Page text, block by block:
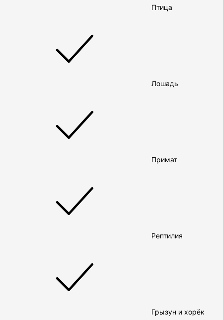
Птица
Лошадь
Примат
Рептилия
Грызун и хорёк